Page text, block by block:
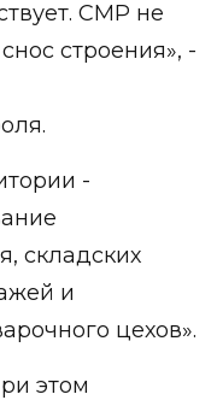
СМР не
строения», -
-
складских
и
цехов».
этом